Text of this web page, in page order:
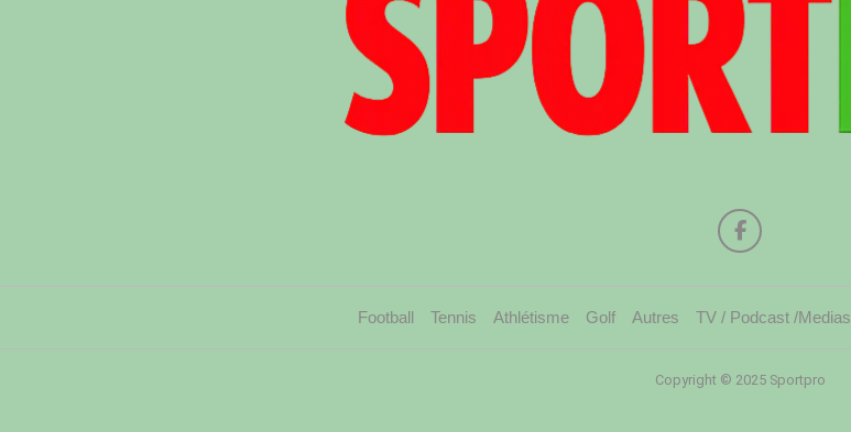
Football Tennis Athlétisme Golf Autres TV / Podcast /Medias
Copyright © 2025 Sportpro